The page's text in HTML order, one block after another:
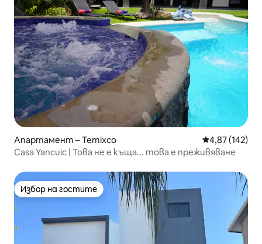
Апартамент – Temixco Средна
4,87 (142)
Casa Yancuic | Това не е къща... това е преживяване
Избор на гостите
Избор на гостите